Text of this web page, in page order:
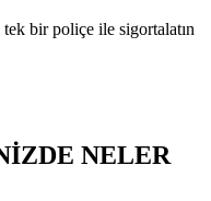
bir poliçe ile sigortalatın
NELER